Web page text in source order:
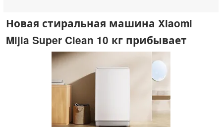
Новая стиральная машина Xiaomi
Mijia Super Clean 10 кг прибывает